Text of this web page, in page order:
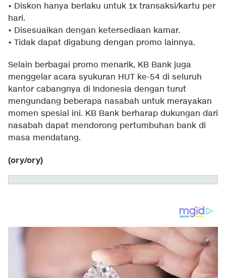
• Diskon hanya berlaku untuk 1x transaksi/kartu per
hari.
• Disesuaikan dengan ketersediaan kamar.
• Tidak dapat digabung dengan promo lainnya.
Selain berbagai promo menarik, KB Bank juga
menggelar acara syukuran HUT ke-54 di seluruh
kantor cabangnya di Indonesia dengan turut
mengundang beberapa nasabah untuk merayakan
momen spesial ini. KB Bank berharap dukungan dari
nasabah dapat mendorong pertumbuhan bank di
masa mendatang.
(ory/ory)